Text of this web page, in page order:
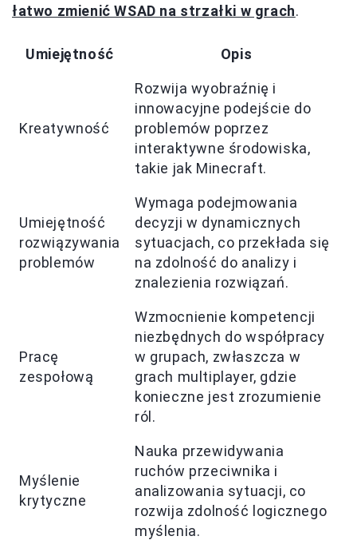
łatwo zmienić WSAD na strzałki w grach.
Umiejętność Opis
Kreatywność
Rozwija wyobraźnię i
innowacyjne podejście do
problemów poprzez
interaktywne środowiska,
takie jak Minecraft.
Umiejętność
rozwiązywania
problemów
Wymaga podejmowania
decyzji w dynamicznych
sytuacjach, co przekłada się
na zdolność do analizy i
znalezienia rozwiązań.
Pracę
zespołową
Wzmocnienie kompetencji
niezbędnych do współpracy
w grupach, zwłaszcza w
grach multiplayer, gdzie
konieczne jest zrozumienie
ról.
Myślenie
krytyczne
Nauka przewidywania
ruchów przeciwnika i
analizowania sytuacji, co
rozwija zdolność logicznego
myślenia.